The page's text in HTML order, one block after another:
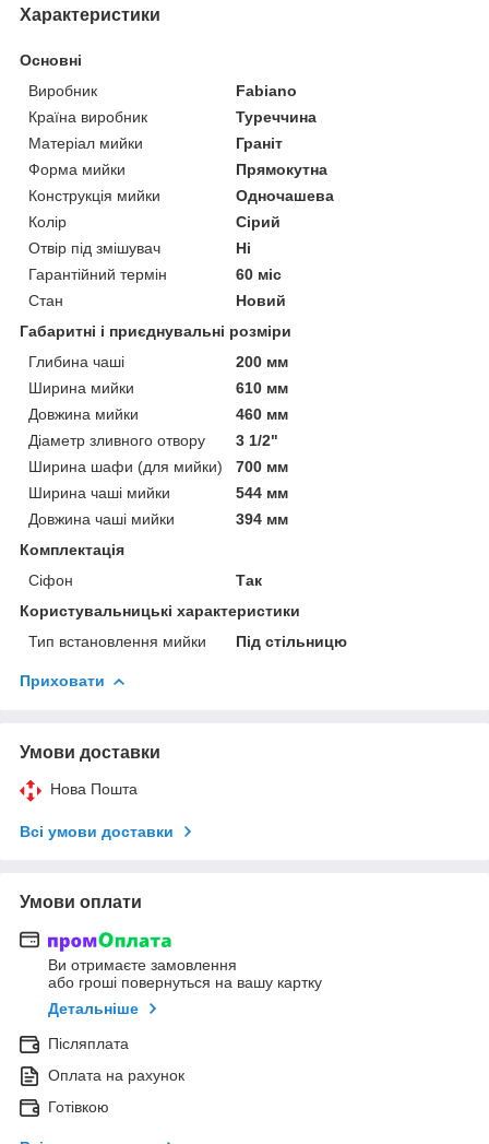
Характеристики
Основні
Виробник
Fabiano
Країна виробник
Туреччина
Матеріал мийки
Граніт
Форма мийки
Прямокутна
Конструкція мийки
Одночашева
Колір
Сірий
Отвір під змішувач
Ні
Гарантійний термін
60 міс
Стан
Новий
Габаритні і приєднувальні розміри
Глибина чаші
200 мм
Ширина мийки
610 мм
Довжина мийки
460 мм
Діаметр зливного отвору
3 1/2"
Ширина шафи (для мийки)
700 мм
Ширина чаші мийки
544 мм
Довжина чаші мийки
394 мм
Комплектація
Сіфон
Так
Користувальницькі характеристики
Тип встановлення мийки
Під стільницю
Приховати
Умови доставки
Нова Пошта
Всі умови доставки
Умови оплати
Ви отримаєте замовлення
або гроші повернуться на вашу картку
Детальніше
Післяплата
Оплата на рахунок
Готівкою